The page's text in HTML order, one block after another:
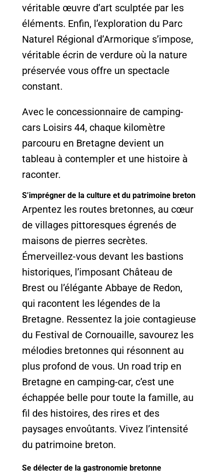
véritable œuvre d’art sculptée par les
éléments. Enfin, l’exploration du Parc
Naturel Régional d’Armorique s’impose,
véritable écrin de verdure où la nature
préservée vous offre un spectacle
constant.
Avec le concessionnaire de camping-
cars Loisirs 44, chaque kilomètre
parcouru en Bretagne devient un
tableau à contempler et une histoire à
raconter.
S’imprégner de la culture et du patrimoine breton
Arpentez les routes bretonnes, au cœur
de villages pittoresques égrenés de
maisons de pierres secrètes.
Émerveillez-vous devant les bastions
historiques, l’imposant Château de
Brest ou l’élégante Abbaye de Redon,
qui racontent les légendes de la
Bretagne. Ressentez la joie contagieuse
du Festival de Cornouaille, savourez les
mélodies bretonnes qui résonnent au
plus profond de vous. Un road trip en
Bretagne en camping-car, c’est une
échappée belle pour toute la famille, au
fil des histoires, des rires et des
paysages envoûtants. Vivez l’intensité
du patrimoine breton.
Se délecter de la gastronomie bretonne